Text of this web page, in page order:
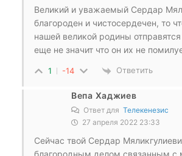
Великий и уважаемый Сердар
благороден и чистосердечен, то
нашей великой родины
еще не значит что он их не
1 -14 Ответить
Вепа Хаджиев
Ответ для Телекенезис
27 апреля 2022 23:33
Сейчас твой Сердар
благородным делом связанным с